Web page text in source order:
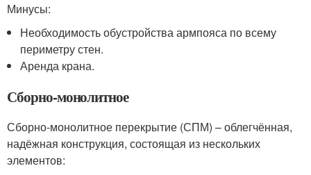
Минусы:
Необходимость обустройства армпояса по всему
периметру стен.
Аренда крана.
Сборно-монолитное
Сборно-монолитное перекрытие (СПМ) – облегчённая,
надёжная конструкция, состоящая из нескольких
элементов: